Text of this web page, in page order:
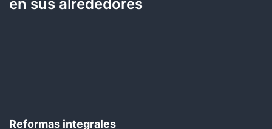
en sus alrededores
Reformas integrales